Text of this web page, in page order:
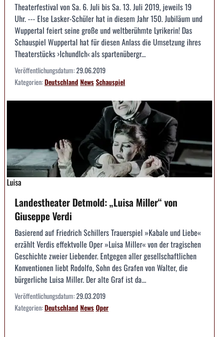
Theaterfestival von Sa. 6. Juli bis Sa. 13. Juli 2019, jeweils 19
Uhr. --- Else Lasker-Schüler hat in diesem Jahr 150. Jubiläum und
Wuppertal feiert seine große und weltberühmte Lyrikerin! Das
Schauspiel Wuppertal hat für diesen Anlass die Umsetzung ihres
Theaterstücks ›IchundIch‹ als spartenübergr...
Veröffentlichungsdatum:29.06.2019
Kategorien:DeutschlandNewsSchauspiel
Luisa
Landestheater Detmold: „Luisa Miller“ von
Giuseppe Verdi
Basierend auf Friedrich Schillers Trauerspiel »Kabale und Liebe«
erzählt Verdis effektvolle Oper »Luisa Miller« von der tragischen
Geschichte zweier Liebender. Entgegen aller gesellschaftlichen
Konventionen liebt Rodolfo, Sohn des Grafen von Walter, die
bürgerliche Luisa Miller. Der alte Graf ist da...
Veröffentlichungsdatum:29.03.2019
Kategorien:DeutschlandNewsOper